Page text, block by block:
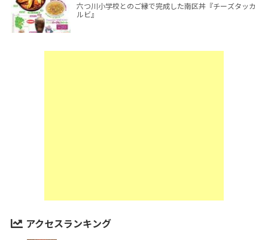
六つ川小学校とのご縁で完成した南区丼『チーズタッカ
ルビ』
アクセスランキング